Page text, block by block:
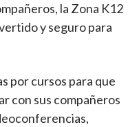
la Zona K12
y seguro para
por cursos para que
con sus compañeros